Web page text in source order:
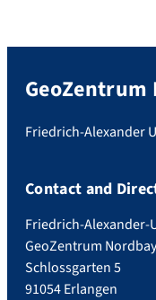
GeoZentrum
Friedrich-Alexander
Contact and
Friedrich-Alexander-
GeoZentrum
Schlossgarten 5
91054 Erlangen